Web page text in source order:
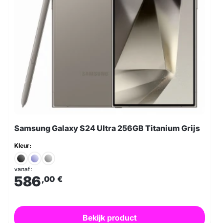
Samsung Galaxy S24 Ultra 256GB Titanium Grijs
Kleur:
vanaf:
586,00 €
Bekijk product